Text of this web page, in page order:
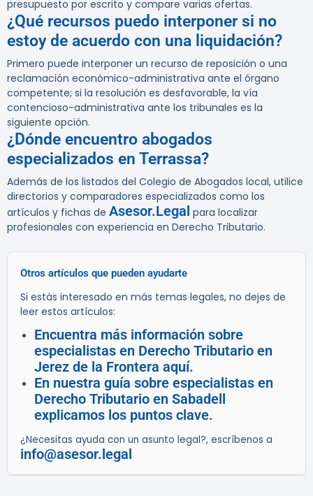
presupuesto por escrito y compare varias ofertas.
¿Qué recursos puedo interponer si no
estoy de acuerdo con una liquidación?
Primero puede interponer un recurso de reposición o una
reclamación económico-administrativa ante el órgano
competente; si la resolución es desfavorable, la vía
contencioso-administrativa ante los tribunales es la
siguiente opción.
¿Dónde encuentro abogados
especializados en Terrassa?
Además de los listados del Colegio de Abogados local, utilice
directorios y comparadores especializados como los
artículos y fichas de Asesor.Legal para localizar
profesionales con experiencia en Derecho Tributario.
Otros artículos que pueden ayudarte
Si estás interesado en más temas legales, no dejes de
leer estos artículos:
Encuentra más información sobre
especialistas en Derecho Tributario en
Jerez de la Frontera aquí.
En nuestra guía sobre especialistas en
Derecho Tributario en Sabadell
explicamos los puntos clave.
¿Necesitas ayuda con un asunto legal?, escríbenos a
info@asesor.legal